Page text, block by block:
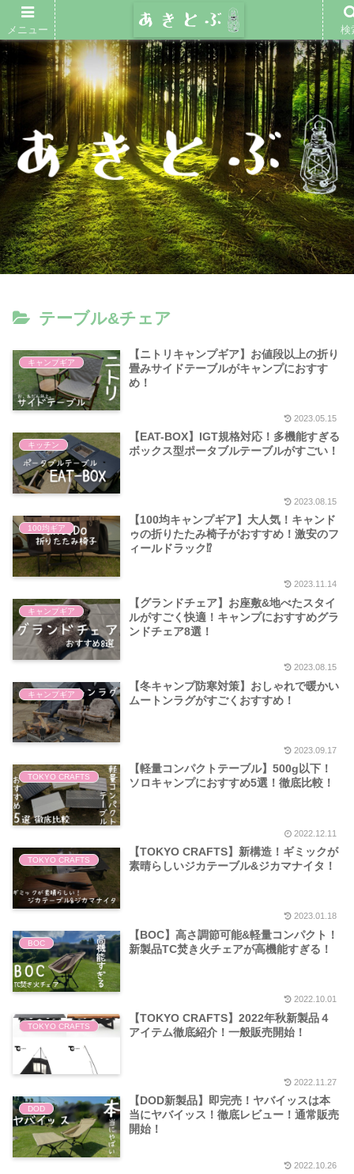
テーブル&チェア
キャンプギア
【ニトリキャンプギア】お値段以上の折り
畳みサイドテーブルがキャンプにおすす
め！
2023.05.15
キッチン
【EAT-BOX】IGT規格対応！多機能すぎる
ボックス型ポータブルテーブルがすごい！
2023.08.15
100均ギア
【100均キャンプギア】大人気！キャンド
ゥの折りたたみ椅子がおすすめ！激安のフ
ィールドラック⁉︎
2023.11.14
キャンプギア
【グランドチェア】お座敷&地べたスタイ
ルがすごく快適！キャンプにおすすめグラ
ンドチェア8選！
2023.08.15
キャンプギア
【冬キャンプ防寒対策】おしゃれで暖かい
ムートンラグがすごくおすすめ！
2023.09.17
TOKYO CRAFTS
【軽量コンパクトテーブル】500g以下！
ソロキャンプにおすすめ5選！徹底比較！
2022.12.11
TOKYO CRAFTS
【TOKYO CRAFTS】新構造！ギミックが
素晴らしいジカテーブル&ジカマナイタ！
2023.01.18
BOC
【BOC】高さ調節可能&軽量コンパクト！
新製品TC焚き火チェアが高機能すぎる！
2022.10.01
TOKYO CRAFTS
【TOKYO CRAFTS】2022年秋新製品４
アイテム徹底紹介！一般販売開始！
2022.11.27
DOD
【DOD新製品】即完売！ヤバイッスは本
当にヤバイッス！徹底レビュー！通常販売
開始！
2022.10.26
メニュー 検